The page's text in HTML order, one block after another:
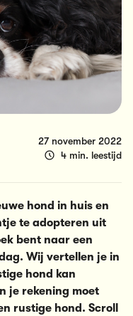
27 november 2022
4 min. leestijd
hond in huis en
te adopteren uit
bent naar een
Wij vertellen je in
hond kan
je rekening moet
rustige hond. Scroll